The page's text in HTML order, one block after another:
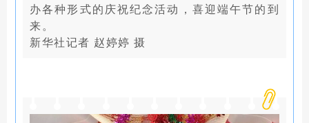
办各种形式的庆祝纪念活动，喜迎端午节的到
来。
新华社记者 赵婷婷 摄